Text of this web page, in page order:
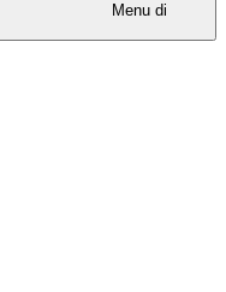
Menu di